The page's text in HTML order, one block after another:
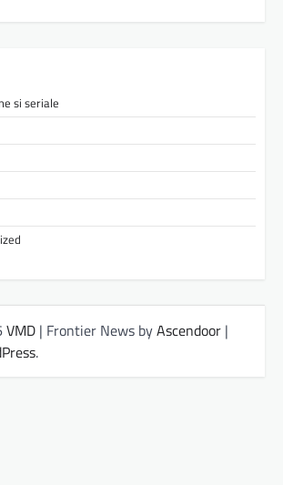
si seriale
VMD | Frontier News byAscendoor |
.